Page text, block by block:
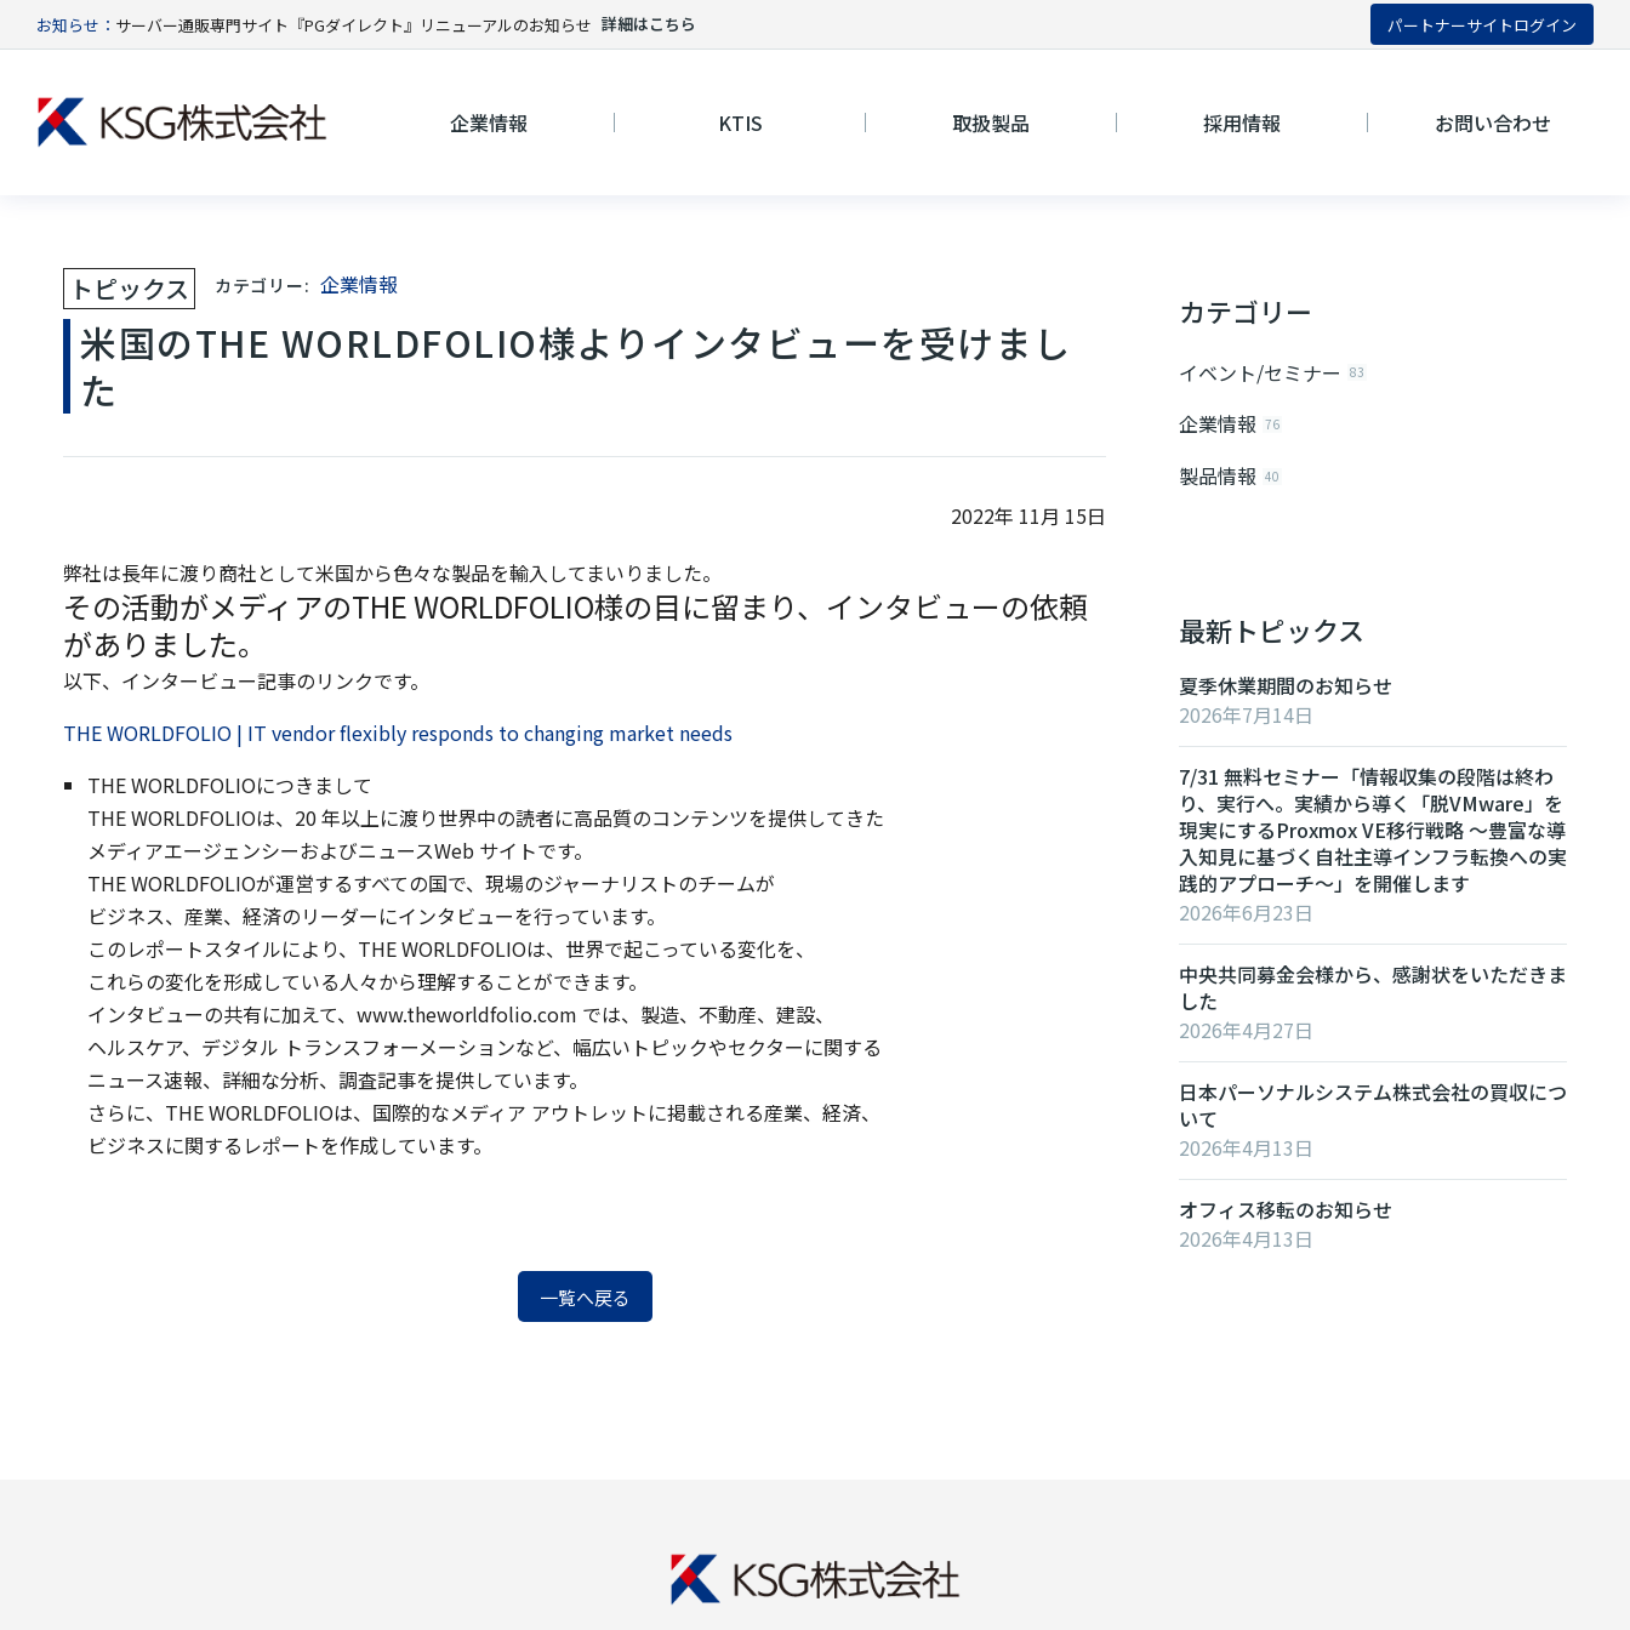
お知らせ： サーバー通販専門サイト『PGダイレクト』リニューアルのお知らせ 詳細はこちら パートナーサイトログイン
企業情報 KTIS 取扱製品 採用情報 お問い合わせ
トピックス カテゴリー: 企業情報
米国のTHE WORLDFOLIO様よりインタビューを受けまし
た
2022年 11月 15日
弊社は長年に渡り商社として米国から色々な製品を輸入してまいりました。
その活動がメディアのTHE WORLDFOLIO様の目に留まり、インタビューの依頼
がありました。
以下、インタービュー記事のリンクです。
THE WORLDFOLIO | IT vendor flexibly responds to changing market needs
THE WORLDFOLIOにつきまして
THE WORLDFOLIOは、20 年以上に渡り世界中の読者に高品質のコンテンツを提供してきた
メディアエージェンシーおよびニュースWeb サイトです。
THE WORLDFOLIOが運営するすべての国で、現場のジャーナリストのチームが
ビジネス、産業、経済のリーダーにインタビューを行っています。
このレポートスタイルにより、THE WORLDFOLIOは、世界で起こっている変化を、
これらの変化を形成している人々から理解することができます。
インタビューの共有に加えて、www.theworldfolio.com では、製造、不動産、建設、
ヘルスケア、デジタル トランスフォーメーションなど、幅広いトピックやセクターに関する
ニュース速報、詳細な分析、調査記事を提供しています。
さらに、THE WORLDFOLIOは、国際的なメディア アウトレットに掲載される産業、経済、
ビジネスに関するレポートを作成しています。
一覧へ戻る
カテゴリー
イベント/セミナー 83
企業情報 76
製品情報 40
最新トピックス
夏季休業期間のお知らせ
2026年7月14日
7/31 無料セミナー「情報収集の段階は終わ
り、実行へ。実績から導く「脱VMware」を
現実にするProxmox VE移行戦略 ～豊富な導
入知見に基づく自社主導インフラ転換への実
践的アプローチ～」を開催します
2026年6月23日
中央共同募金会様から、感謝状をいただきま
した
2026年4月27日
日本パーソナルシステム株式会社の買収につ
いて
2026年4月13日
オフィス移転のお知らせ
2026年4月13日